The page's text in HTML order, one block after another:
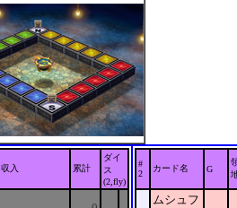
収入 累計
ダイ
ス
(2,fly)
#
2
カード名 G
ムシュフ